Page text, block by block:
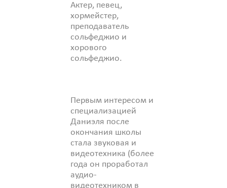
Актер, певец,
хормейстер,
преподаватель
сольфеджио и
хорового
сольфеджио.
Первым интересом и
специализацией
Даниэля после
окончания школы
стала звуковая и
видеотехника (более
года он проработал
аудио-
видеотехником в